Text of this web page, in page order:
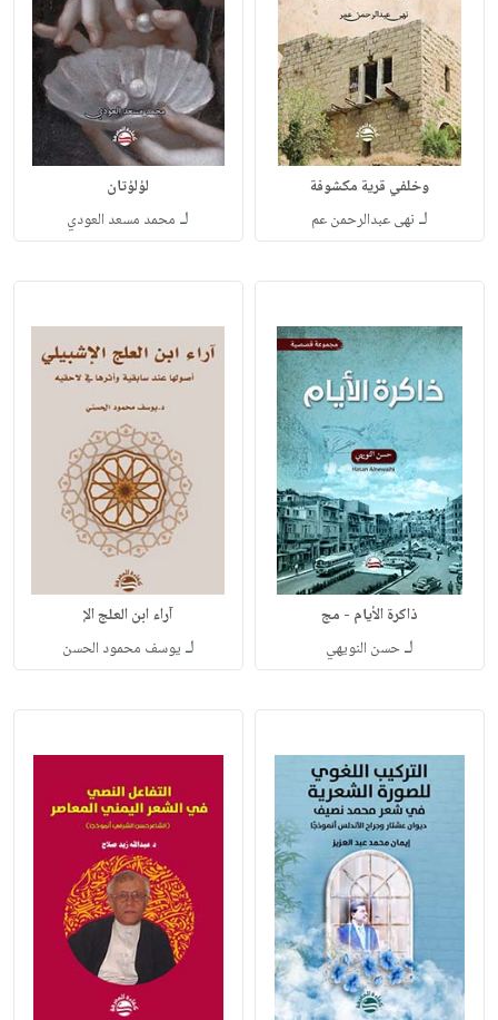
وخلفي قرية مكشوفة
لـ نهى عبدالرحمن عم
لؤلؤتان
لـ محمد مسعد العودي
ذاكرة الأيام - مج
لـحسن النويهي
آراء ابن العلج الإ
لـ يوسف محمود الحسن